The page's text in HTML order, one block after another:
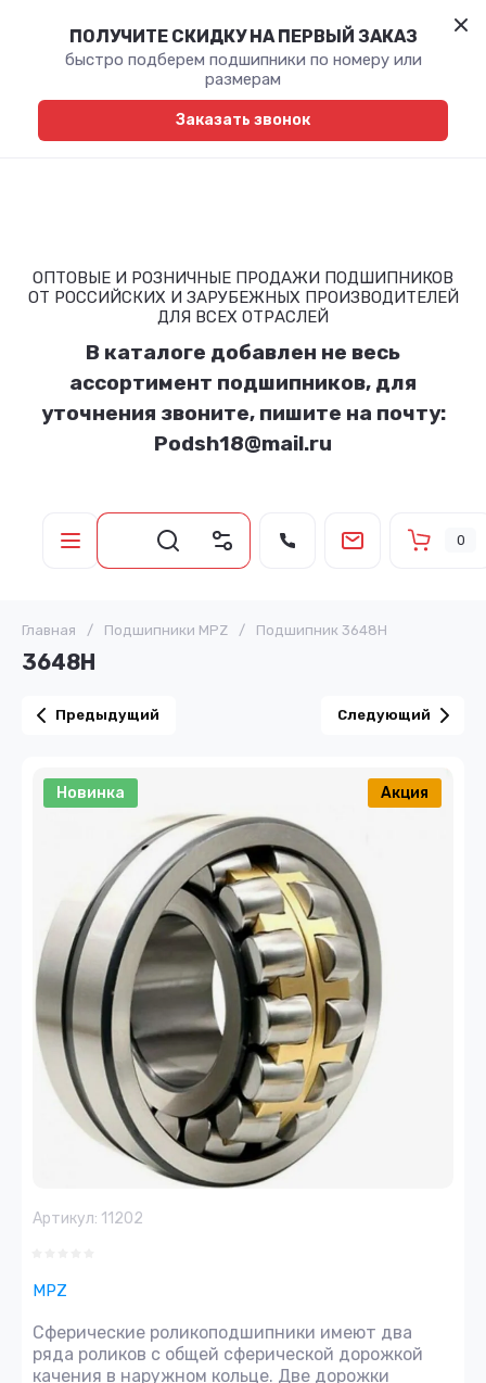
ПОЛУЧИТЕ СКИДКУ НА ПЕРВЫЙ ЗАКАЗ
быстро подберем подшипники по номеру или
размерам
Заказать звонок
ОПТОВЫЕ И РОЗНИЧНЫЕ ПРОДАЖИ ПОДШИПНИКОВ
ОТ РОССИЙСКИХ И ЗАРУБЕЖНЫХ ПРОИЗВОДИТЕЛЕЙ
ДЛЯ ВСЕХ ОТРАСЛЕЙ
В каталоге добавлен не весь
ассортимент подшипников, для
уточнения звоните, пишите на почту:
Podsh18@mail.ru
0
Главная / Подшипники MPZ / Подшипник 3648H
3648H
Предыдущий Следующий
Новинка Акция
Артикул: 11202
MPZ
Сферические роликоподшипники имеют два
ряда роликов с общей сферической дорожкой
качения в наружном кольце. Две дорожки